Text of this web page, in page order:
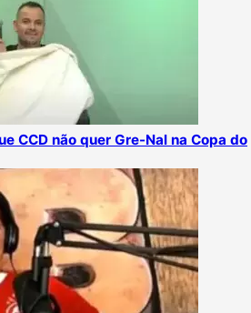
CCD não quer Gre-Nal na Copa do